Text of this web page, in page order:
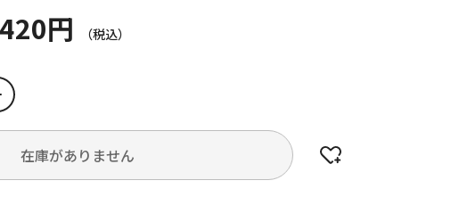
円
在庫がありません